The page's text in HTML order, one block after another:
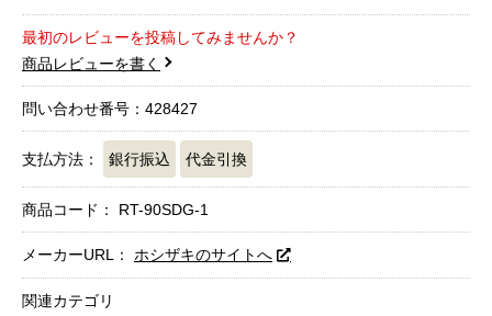
最初のレビューを投稿してみませんか？
商品レビューを書く
問い合わせ番号：428427
支払方法： 銀行振込 代金引換
商品コード： RT-90SDG-1
メーカーURL： ホシザキのサイトへ
関連カテゴリ